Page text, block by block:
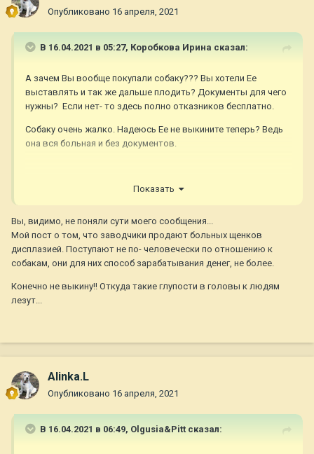
Опубликовано 16 апреля, 2021
В 16.04.2021 в 05:27, Коробкова Ирина сказал:
А зачем Вы вообще покупали собаку??? Вы хотели Ее
выставлять и так же дальше плодить? Документы для чего
нужны? Если нет- то здесь полно отказников бесплатно.
Собаку очень жалко. Надеюсь Ее не выкините теперь? Ведь
она вся больная и без документов.
Показать
Вы, видимо, не поняли сути моего сообщения...
Мой пост о том, что заводчики продают больных щенков
дисплазией. Поступают не по- человечески по отношению к
собакам, они для них способ зарабатывания денег, не более.
Конечно не выкину!! Откуда такие глупости в головы к людям
лезут...
Alinka.L
Опубликовано 16 апреля, 2021
В 16.04.2021 в 06:49, Olgusia&Pitt сказал: